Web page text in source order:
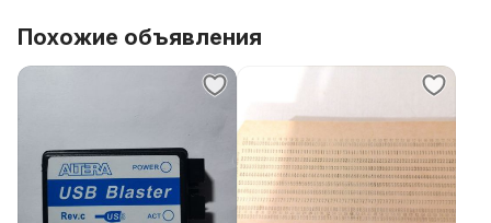
Похожие объявления